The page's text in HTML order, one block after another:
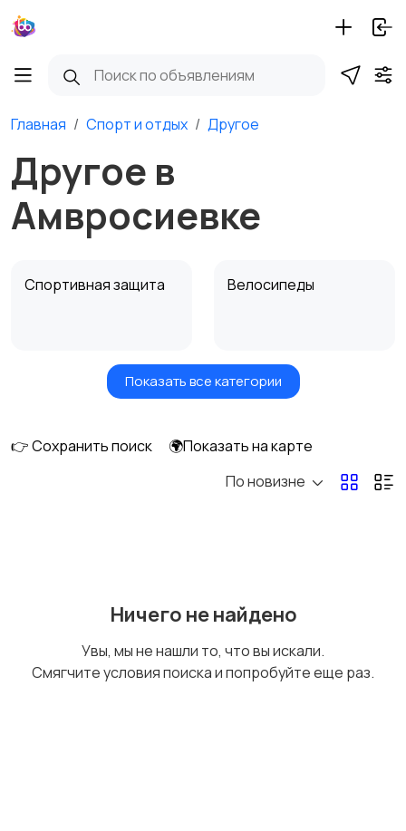
Главная Спорт и отдых Другое
Другое в
Амвросиевке
Спортивная защита Велосипеды
Самокаты и
Водные виды спорта
Показать все категории
👉 Сохранить поиск
🌍Показать на карте
По новизне
Ничего не найдено
Увы, мы не нашли то, что вы искали.
Смягчите условия поиска и попробуйте еще раз.